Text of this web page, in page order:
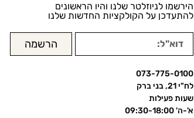
הירשמו לניוזלטר שלנו והיו הראשונים
להתעדכן על הקולקציות החדשות שלנו
הרשמה
073-775-0100
לח"י 21, בני ברק
שעות פעילות
א'-ה' 09:30-18:00